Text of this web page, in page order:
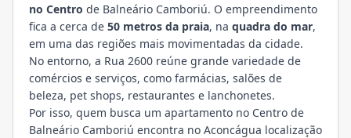
no Centro de Balneário Camboriú. O empreendimento
fica a cerca de 50 metros da praia, na quadra do mar,
em uma das regiões mais movimentadas da cidade.
No entorno, a Rua 2600 reúne grande variedade de
comércios e serviços, como farmácias, salões de
beleza, pet shops, restaurantes e lanchonetes.
Por isso, quem busca um apartamento no Centro de
Balneário Camboriú encontra no Aconcágua localização